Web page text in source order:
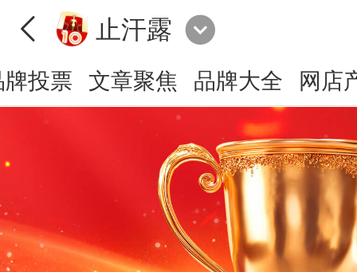
止汗露
牌投票 文章聚焦 品牌大全 网店